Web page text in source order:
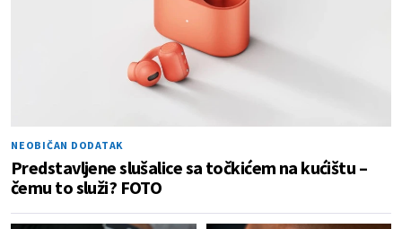
NEOBIČAN DODATAK
Predstavljene slušalice sa točkićem na kućištu –
čemu to služi? FOTO